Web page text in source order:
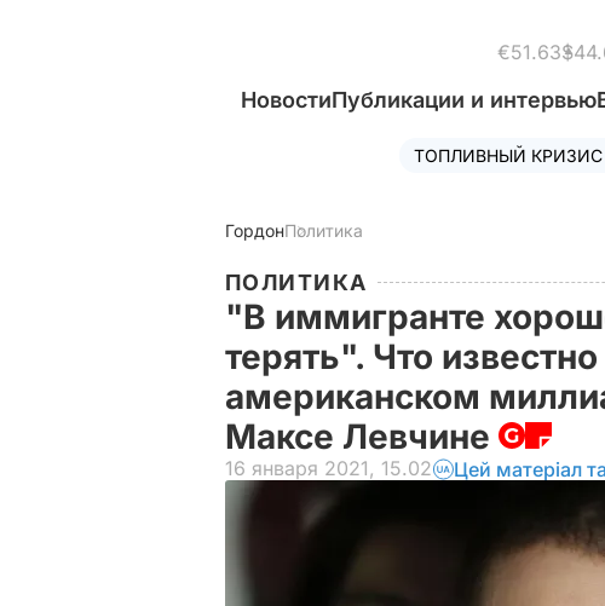
€51.63
НовостиПубликации и интервью
ТОПЛИВНЫЙ КРИЗИС
ГордонПолитика
ПОЛИТИКА
"В иммигранте
терять". Что
американском
Максе Левчине
16 января 2021, 15.02 Цей матеріал